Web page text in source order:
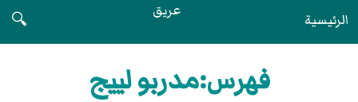
الرئيسية عريق
🔍
فهرس:مدربو لييج